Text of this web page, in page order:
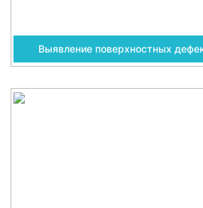
Выявление поверхностных